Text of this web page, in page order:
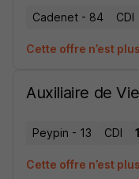
Cadenet - 84 CDI
Cette offre n’est
Auxiliaire de
Peypin - 13 CDI
Cette offre n’est